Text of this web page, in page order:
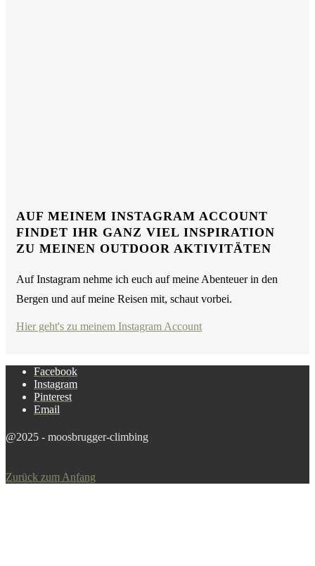
AUF MEINEM INSTAGRAM ACCOUNT
FINDET IHR GANZ VIEL INSPIRATION
ZU MEINEN OUTDOOR AKTIVITÄTEN
Auf Instagram nehme ich euch auf meine Abenteuer in den
Bergen und auf meine Reisen mit, schaut vorbei.
Hier geht's zu meinem Instagram Account
Facebook
Instagram
Pinterest
Email
@2025 - moosbrugger-climbing
Zurück zum Anfang